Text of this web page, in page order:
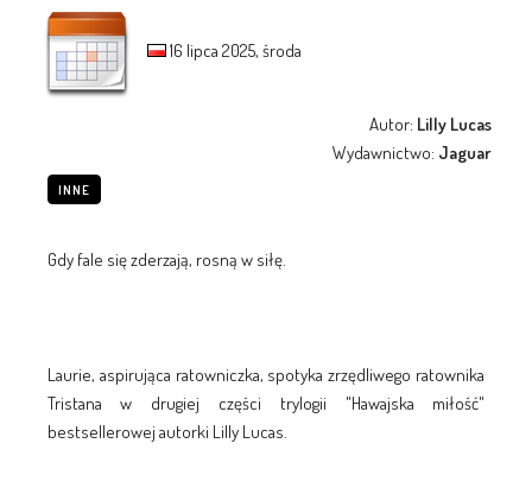
16 lipca 2025, środa
Autor: Lilly Lucas
Wydawnictwo: Jaguar
INNE
Gdy fale się zderzają, rosną w siłę.
Laurie, aspirująca ratowniczka, spotyka zrzędliwego ratownika
Tristana w drugiej części trylogii "Hawajska miłość"
bestsellerowej autorki Lilly Lucas.